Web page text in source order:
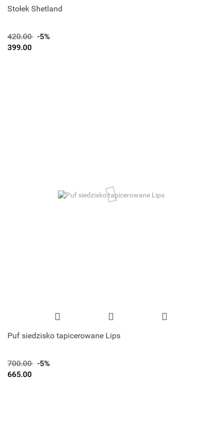
Stołek Shetland
420.00 -5%
399.00
Puf siedzisko tapicerowane Lips
700.00 -5%
665.00